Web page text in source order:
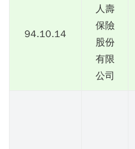
94.10.14
人壽
保險
股份
有限
公司